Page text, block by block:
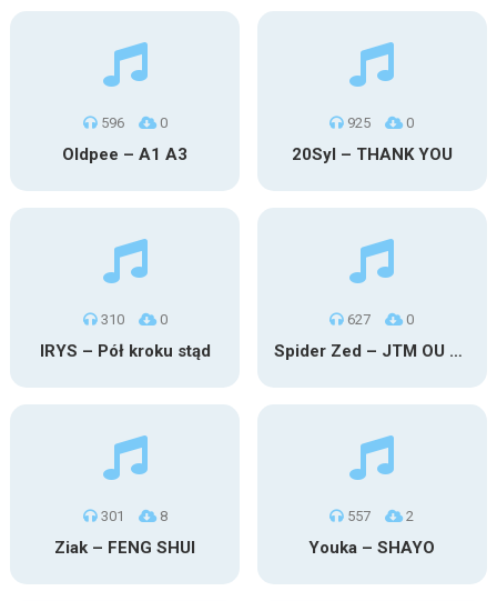
596 0
Oldpee – A1 A3
925 0
20Syl – THANK YOU
310 0
IRYS – Pół kroku stąd
627 0
Spider Zed – JTM OU TG
301 8
Ziak – FENG SHUI
557 2
Youka – SHAYO